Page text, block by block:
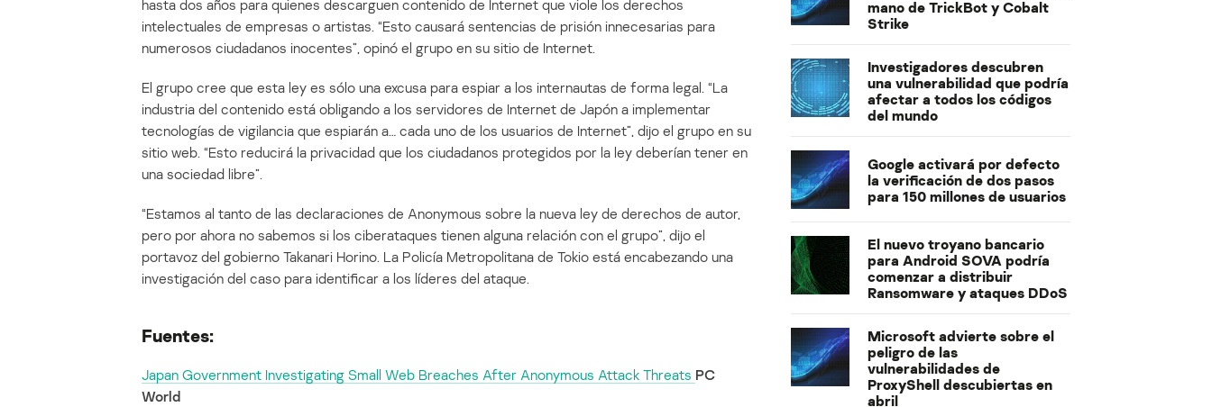
hasta dos años para quienes descarguen contenido de Internet que viole los derechos
intelectuales de empresas o artistas. “Esto causará sentencias de prisión innecesarias para
numerosos ciudadanos inocentes”, opinó el grupo en su sitio de Internet.
El grupo cree que esta ley es sólo una excusa para espiar a los internautas de forma legal. “La
industria del contenido está obligando a los servidores de Internet de Japón a implementar
tecnologías de vigilancia que espiarán a… cada uno de los usuarios de Internet”, dijo el grupo en su
sitio web. “Esto reducirá la privacidad que los ciudadanos protegidos por la ley deberían tener en
una sociedad libre”.
“Estamos al tanto de las declaraciones de Anonymous sobre la nueva ley de derechos de autor,
pero por ahora no sabemos si los ciberataques tienen alguna relación con el grupo”, dijo el
portavoz del gobierno Takanari Horino. La Policía Metropolitana de Tokio está encabezando una
investigación del caso para identificar a los líderes del ataque.
Fuentes:
Japan Government Investigating Small Web Breaches After Anonymous Attack Threats PC
World
mano de TrickBot y Cobalt
Strike
Investigadores descubren
una vulnerabilidad que podría
afectar a todos los códigos
del mundo
Google activará por defecto
la verificación de dos pasos
para 150 millones de usuarios
El nuevo troyano bancario
para Android SOVA podría
comenzar a distribuir
Ransomware y ataques DDoS
Microsoft advierte sobre el
peligro de las
vulnerabilidades de
ProxyShell descubiertas en
abril